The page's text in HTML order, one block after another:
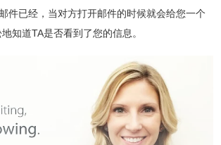
件已经，当对方打开邮件的时候就会给您一个
知道TA是否看到了您的信息。